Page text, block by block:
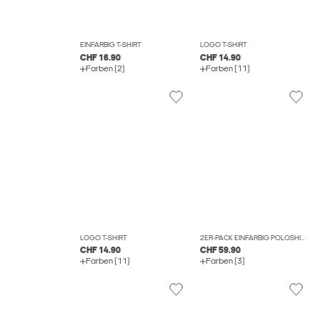
EINFARBIG T-SHIRT
CHF 16.90
Farben (2)
LOGO T-SHIRT
CHF 14.90
Farben (11)
LOGO T-SHIRT
CHF 14.90
Farben (11)
2ER-PACK EINFARBIG POLOSHIRT
CHF 59.90
Farben (3)